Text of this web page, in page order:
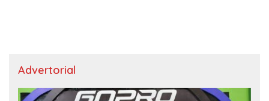
Advertorial